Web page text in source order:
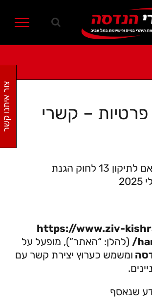
פרטיות – קשרי
עודכנה בהתאם לתיקון 13 לחוק הגנת
https://www.ziv-
(להלן: “האתר”), מופעל על
ומשמש כערוץ יצירת קשר עם
שנאסף
צור איתנו קשר